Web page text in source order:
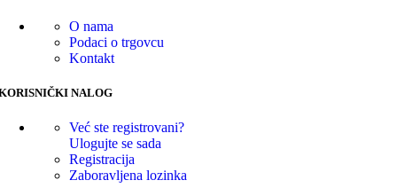
O nama
Podaci o trgovcu
Kontakt
NALOG
Već ste registrovani?
Ulogujte se sada
Registracija
Zaboravljena lozinka